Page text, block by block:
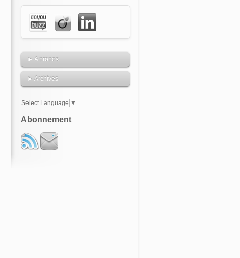
► A propos
► Archives
Select Language ▼
Abonnement